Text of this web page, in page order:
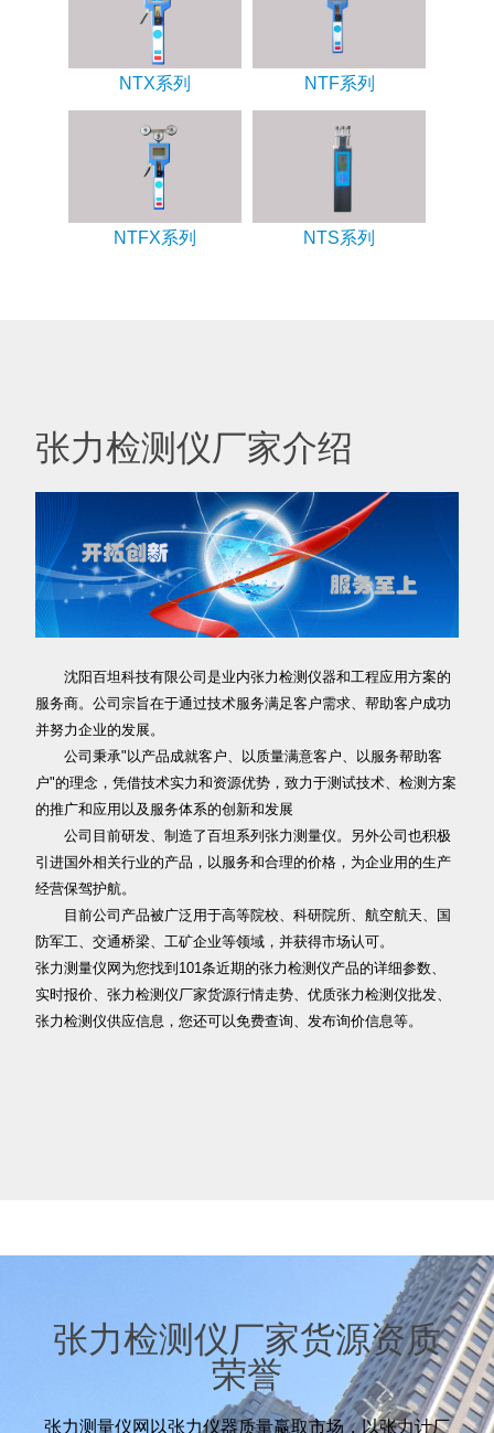
NTX系列 NTF系列
NTFX系列 NTS系列
张力检测仪厂家介绍
沈阳百坦科技有限公司是业内张力检测仪器和工程应用方案的
服务商。公司宗旨在于通过技术服务满足客户需求、帮助客户成功
并努力企业的发展。
公司秉承"以产品成就客户、以质量满意客户、以服务帮助客
户"的理念，凭借技术实力和资源优势，致力于测试技术、检测方案
的推广和应用以及服务体系的创新和发展
公司目前研发、制造了百坦系列张力测量仪。另外公司也积极
引进国外相关行业的产品，以服务和合理的价格，为企业用的生产
经营保驾护航。
目前公司产品被广泛用于高等院校、科研院所、航空航天、国
防军工、交通桥梁、工矿企业等领域，并获得市场认可。
张力测量仪网为您找到101条近期的张力检测仪产品的详细参数、
实时报价、张力检测仪厂家货源行情走势、优质张力检测仪批发、
张力检测仪供应信息，您还可以免费查询、发布询价信息等。
张力检测仪厂家货源资质
荣誉
张力测量仪网以张力仪器质量赢取市场，以张力计厂